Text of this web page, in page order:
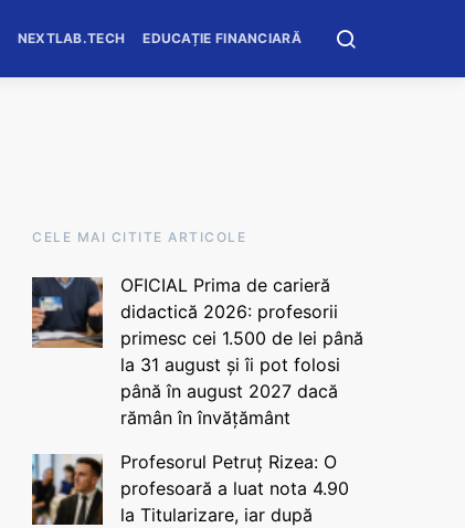
NEXTLAB.TECH EDUCAȚIE FINANCIARĂ
CELE MAI CITITE ARTICOLE
OFICIAL Prima de carieră
didactică 2026: profesorii
primesc cei 1.500 de lei până
la 31 august și îi pot folosi
până în august 2027 dacă
rămân în învățământ
Profesorul Petruț Rizea: O
profesoară a luat nota 4.90
la Titularizare, iar după